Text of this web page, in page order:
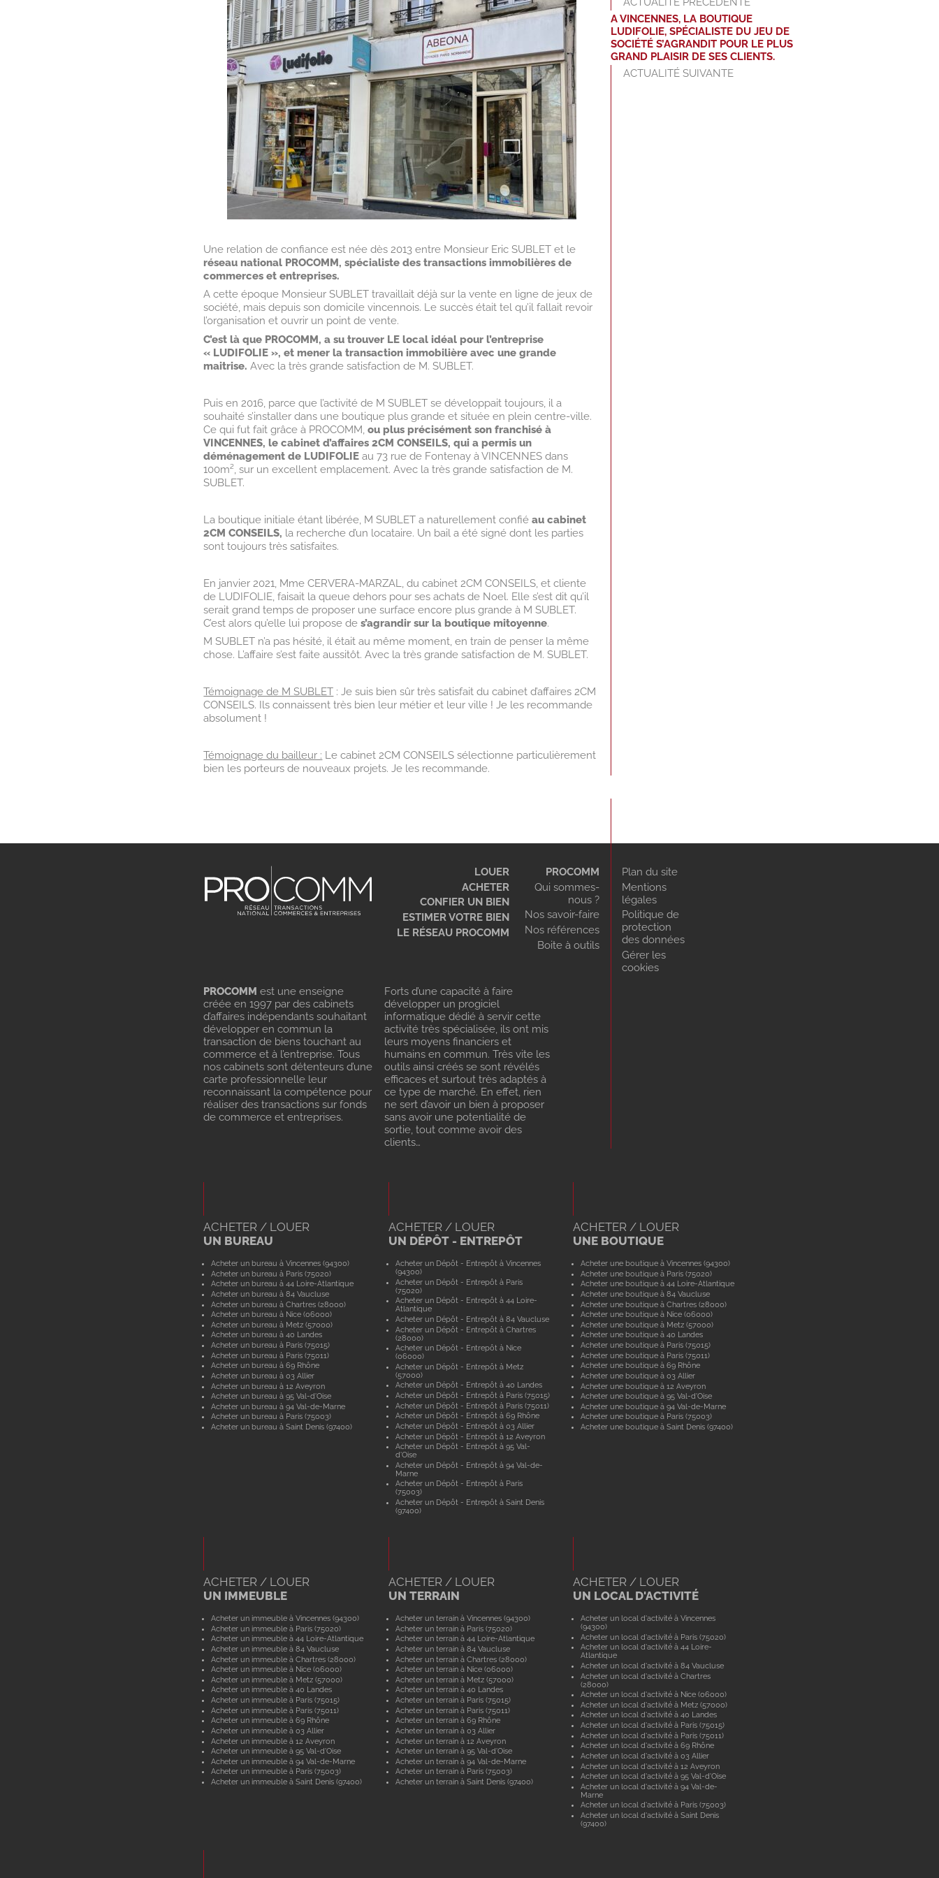
Une relation de confiance est née dès 2013 entre Monsieur Eric SUBLET et le
réseau national PROCOMM, spécialiste des transactions immobilières de
commerces et entreprises.
A cette époque Monsieur SUBLET travaillait déjà sur la vente en ligne de jeux de
société, mais depuis son domicile vincennois. Le succès était tel qu’il fallait revoir
l’organisation et ouvrir un point de vente.
C’est là que PROCOMM, a su trouver LE local idéal pour l’entreprise
« LUDIFOLIE », et mener la transaction immobilière avec une grande
maitrise.Avec la très grande satisfaction de M. SUBLET.
Puis en 2016, parce que l’activité de M SUBLET se développait toujours, il a
souhaité s’installer dans une boutique plus grande et située en plein centre-ville.
Ce qui fut fait grâce à PROCOMM,ou plus précisément son franchisé à
VINCENNES, le cabinet d’affaires 2CM CONSEILS, qui a permis un
déménagement de LUDIFOLIEau 73 rue de Fontenay à VINCENNES dans
100m², sur un excellent emplacement. Avec la très grande satisfaction de M.
SUBLET.
La boutique initiale étant libérée, M SUBLET a naturellement confiéau cabinet
2CM CONSEILS, la recherche d’un locataire. Un bail a été signé dont les parties
sont toujours très satisfaites.
En janvier 2021, Mme CERVERA-MARZAL, du cabinet 2CM CONSEILS, et cliente
de LUDIFOLIE, faisait la queue dehors pour ses achats de Noel. Elle s’est dit qu’il
serait grand temps de proposer une surface encore plus grande à M SUBLET.
C’est alors qu’elle lui propose des’agrandir sur la boutique mitoyenne.
M SUBLET n’a pas hésité, il était au même moment, en train de penser la même
chose. L’affaire s’est faite aussitôt. Avec la très grande satisfaction de M. SUBLET.
Témoignage de M SUBLET : Je suis bien sûr très satisfait du cabinet d’affaires 2CM
CONSEILS. Ils connaissent très bien leur métier et leur ville ! Je les recommande
absolument !
Témoignage du bailleur : Le cabinet 2CM CONSEILS sélectionne particulièrement
bien les porteurs de nouveaux projets. Je les recommande.
A VINCENNES, LA BOUTIQUE
LUDIFOLIE, SPÉCIALISTE DU JEU DE
SOCIÉTÉ S’AGRANDIT POUR LE PLUS
GRAND PLAISIR DE SES CLIENTS.
ACTUALITÉ SUIVANTE
LOUER
ACHETER
CONFIER UN BIEN
ESTIMER VOTRE BIEN
LE RÉSEAU PROCOMM
PROCOMM
Qui sommes-
nous ?
Nos savoir-faire
Nos références
Boite à outils
Plan du site
Mentions
légales
Politique de
protection
des données
Gérer les
cookies
PROCOMM est une enseigne
créée en 1997 par des cabinets
d’affaires indépendants souhaitant
développer en commun la
transaction de biens touchant au
commerce et à l’entreprise. Tous
nos cabinets sont détenteurs d’une
carte professionnelle leur
reconnaissant la compétence pour
réaliser des transactions sur fonds
de commerce et entreprises.
Forts d’une capacité à faire
développer un progiciel
informatique dédié à servir cette
activité très spécialisée, ils ont mis
leurs moyens financiers et
humains en commun. Très vite les
outils ainsi créés se sont révélés
efficaces et surtout très adaptés à
ce type de marché. En effet, rien
ne sert d’avoir un bien à proposer
sans avoir une potentialité de
sortie, tout comme avoir des
clients…
ACHETER / LOUER
UN BUREAU
Acheter un bureau à Vincennes (94300)
Acheter un bureau à Paris (75020)
Acheter un bureau à 44 Loire-Atlantique
Acheter un bureau à 84 Vaucluse
Acheter un bureau à Chartres (28000)
Acheter un bureau à Nice (06000)
Acheter un bureau à Metz (57000)
Acheter un bureau à 40 Landes
Acheter un bureau à Paris (75015)
Acheter un bureau à Paris (75011)
Acheter un bureau à 69 Rhône
Acheter un bureau à 03 Allier
Acheter un bureau à 12 Aveyron
Acheter un bureau à 95 Val-d'Oise
Acheter un bureau à 94 Val-de-Marne
Acheter un bureau à Paris (75003)
Acheter un bureau à Saint Denis (97400)
ACHETER / LOUER
UN DÉPÔT - ENTREPÔT
Acheter un Dépôt - Entrepôt à Vincennes
(94300)
Acheter un Dépôt - Entrepôt à Paris
(75020)
Acheter un Dépôt - Entrepôt à 44 Loire-
Atlantique
Acheter un Dépôt - Entrepôt à 84 Vaucluse
Acheter un Dépôt - Entrepôt à Chartres
(28000)
Acheter un Dépôt - Entrepôt à Nice
(06000)
Acheter un Dépôt - Entrepôt à Metz
(57000)
Acheter un Dépôt - Entrepôt à 40 Landes
Acheter un Dépôt - Entrepôt à Paris (75015)
Acheter un Dépôt - Entrepôt à Paris (75011)
Acheter un Dépôt - Entrepôt à 69 Rhône
Acheter un Dépôt - Entrepôt à 03 Allier
Acheter un Dépôt - Entrepôt à 12 Aveyron
Acheter un Dépôt - Entrepôt à 95 Val-
d'Oise
Acheter un Dépôt - Entrepôt à 94 Val-de-
Marne
Acheter un Dépôt - Entrepôt à Paris
(75003)
Acheter un Dépôt - Entrepôt à Saint Denis
(97400)
ACHETER / LOUER
UNE BOUTIQUE
Acheter une boutique à Vincennes (94300)
Acheter une boutique à Paris (75020)
Acheter une boutique à 44 Loire-Atlantique
Acheter une boutique à 84 Vaucluse
Acheter une boutique à Chartres (28000)
Acheter une boutique à Nice (06000)
Acheter une boutique à Metz (57000)
Acheter une boutique à 40 Landes
Acheter une boutique à Paris (75015)
Acheter une boutique à Paris (75011)
Acheter une boutique à 69 Rhône
Acheter une boutique à 03 Allier
Acheter une boutique à 12 Aveyron
Acheter une boutique à 95 Val-d'Oise
Acheter une boutique à 94 Val-de-Marne
Acheter une boutique à Paris (75003)
Acheter une boutique à Saint Denis (97400)
ACHETER / LOUER
UN IMMEUBLE
Acheter un immeuble à Vincennes (94300)
Acheter un immeuble à Paris (75020)
Acheter un immeuble à 44 Loire-Atlantique
Acheter un immeuble à 84 Vaucluse
Acheter un immeuble à Chartres (28000)
Acheter un immeuble à Nice (06000)
Acheter un immeuble à Metz (57000)
Acheter un immeuble à 40 Landes
Acheter un immeuble à Paris (75015)
Acheter un immeuble à Paris (75011)
Acheter un immeuble à 69 Rhône
Acheter un immeuble à 03 Allier
Acheter un immeuble à 12 Aveyron
Acheter un immeuble à 95 Val-d'Oise
Acheter un immeuble à 94 Val-de-Marne
Acheter un immeuble à Paris (75003)
Acheter un immeuble à Saint Denis (97400)
ACHETER / LOUER
UN TERRAIN
Acheter un terrain à Vincennes (94300)
Acheter un terrain à Paris (75020)
Acheter un terrain à 44 Loire-Atlantique
Acheter un terrain à 84 Vaucluse
Acheter un terrain à Chartres (28000)
Acheter un terrain à Nice (06000)
Acheter un terrain à Metz (57000)
Acheter un terrain à 40 Landes
Acheter un terrain à Paris (75015)
Acheter un terrain à Paris (75011)
Acheter un terrain à 69 Rhône
Acheter un terrain à 03 Allier
Acheter un terrain à 12 Aveyron
Acheter un terrain à 95 Val-d'Oise
Acheter un terrain à 94 Val-de-Marne
Acheter un terrain à Paris (75003)
Acheter un terrain à Saint Denis (97400)
ACHETER / LOUER
UN LOCAL D'ACTIVITÉ
Acheter un local d'activité à Vincennes
(94300)
Acheter un local d'activité à Paris (75020)
Acheter un local d'activité à 44 Loire-
Atlantique
Acheter un local d'activité à 84 Vaucluse
Acheter un local d'activité à Chartres
(28000)
Acheter un local d'activité à Nice (06000)
Acheter un local d'activité à Metz (57000)
Acheter un local d'activité à 40 Landes
Acheter un local d'activité à Paris (75015)
Acheter un local d'activité à Paris (75011)
Acheter un local d'activité à 69 Rhône
Acheter un local d'activité à 03 Allier
Acheter un local d'activité à 12 Aveyron
Acheter un local d'activité à 95 Val-d'Oise
Acheter un local d'activité à 94 Val-de-
Marne
Acheter un local d'activité à Paris (75003)
Acheter un local d'activité à Saint Denis
(97400)